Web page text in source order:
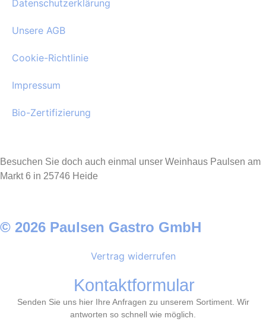
Datenschutzerklärung
Unsere AGB
Cookie-Richtlinie
Impressum
Bio-Zertifizierung
Besuchen Sie doch auch einmal unser Weinhaus Paulsen am
Markt 6 in 25746 Heide
© 2026 Paulsen Gastro GmbH
Vertrag widerrufen
Kontaktformular
Senden Sie uns hier Ihre Anfragen zu unserem Sortiment. Wir
antworten so schnell wie möglich.